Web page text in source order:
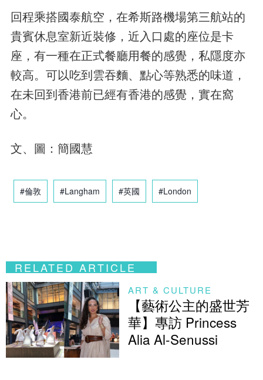
回程乘搭國泰航空，在希斯路機場第三航站的
貴賓休息室新近裝修，近入口處的座位是卡
座，有一種在正式餐廳用餐的感覺，私隱度亦
較高。可以吃到雲吞麵、點心等熟悉的味道，
在未回到香港前已經有香港的感覺，實在窩
心。
文、圖：簡國慧
#倫敦 #Langham #英國 #London
RELATED ARTICLE
ART & CULTURE
【藝術公主的盛世芳
華】專訪 Princess
Alia Al-Senussi